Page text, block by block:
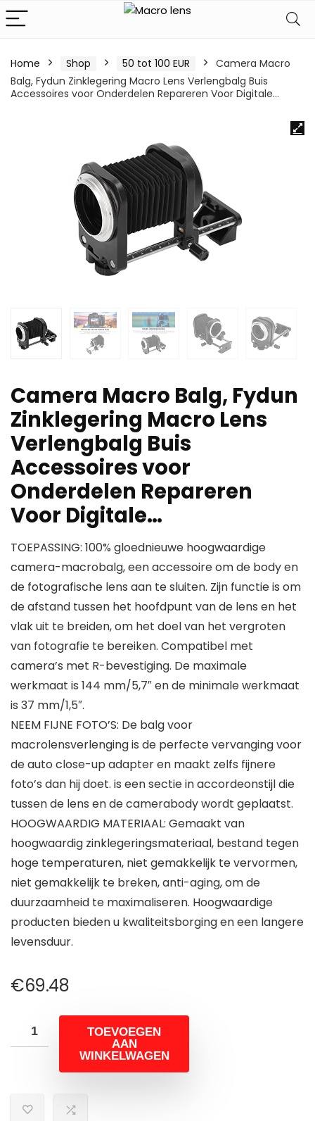
Home Shop 50 tot 100 EUR
Camera Macro
Balg, Fydun Zinklegering Macro Lens Verlengbalg Buis
Accessoires voor Onderdelen Repareren Voor Digitale…
Camera Macro Balg, Fydun
Zinklegering Macro Lens
Verlengbalg Buis
Accessoires voor
Onderdelen Repareren
Voor Digitale…
TOEPASSING: 100% gloednieuwe hoogwaardige
camera-macrobalg, een accessoire om de body en
de fotografische lens aan te sluiten. Zijn functie is om
de afstand tussen het hoofdpunt van de lens en het
vlak uit te breiden, om het doel van het vergroten
van fotografie te bereiken. Compatibel met
camera’s met R-bevestiging. De maximale
werkmaat is 144 mm/5,7″ en de minimale werkmaat
is 37 mm/1,5″.
NEEM FIJNE FOTO’S: De balg voor
macrolensverlenging is de perfecte vervanging voor
de auto close-up adapter en maakt zelfs fijnere
foto’s dan hij doet. is een sectie in accordeonstijl die
tussen de lens en de camerabody wordt geplaatst.
HOOGWAARDIG MATERIAAL: Gemaakt van
hoogwaardig zinklegeringsmateriaal, bestand tegen
hoge temperaturen, niet gemakkelijk te vervormen,
niet gemakkelijk te breken, anti-aging, om de
duurzaamheid te maximaliseren. Hoogwaardige
producten bieden u kwaliteitsborging en een langere
levensduur.
€69.48
TOEVOEGEN
AAN
WINKELWAGEN